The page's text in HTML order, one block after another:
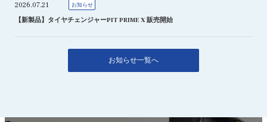
2026.07.21 お知らせ
【新製品】タイヤチェンジャーPIT PRIME X 販売開始
お知らせ一覧へ